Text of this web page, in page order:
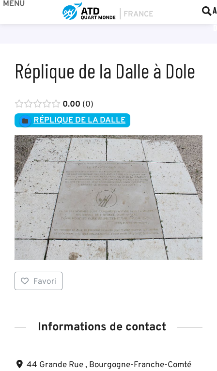
MENU
Réplique de la Dalle à Dole
0.00 0
RÉPLIQUE DE LA DALLE
Favori
Informations de contact
44 Grande Rue , Bourgogne-Franche-Comté